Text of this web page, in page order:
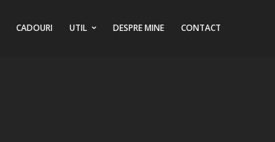
CADOURI UTIL DESPRE MINE CONTACT